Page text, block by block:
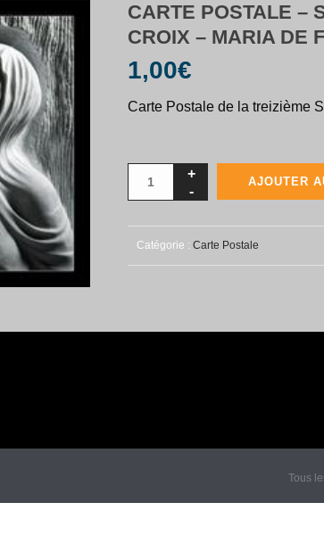
CARTE POSTALE –
CROIX – MARIA DE
1,00€
Carte Postale de la treizième
AJOUTER
Catégorie :Carte Postale
Tous